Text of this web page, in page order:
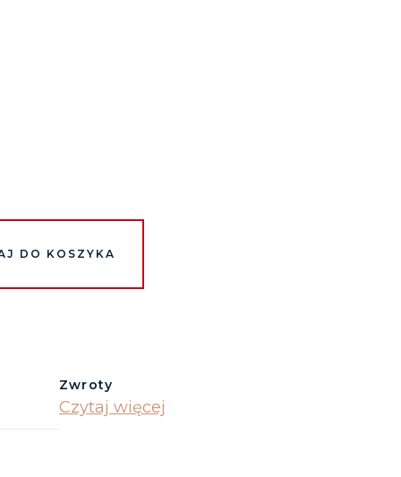
DO KOSZYKA
Zwroty
Czytaj więcej